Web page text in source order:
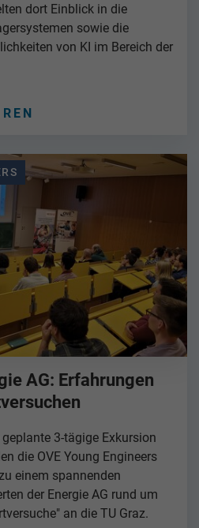
dort Einblick in die
sowie die
von KI im Bereich der
AG: Erfahrungen
3-tägige Exkursion
die OVE Young Engineers
einem spannenden
der Energie AG rund um
an die TU Graz.